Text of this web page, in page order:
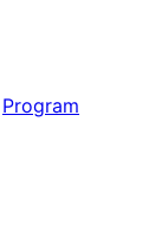
Program